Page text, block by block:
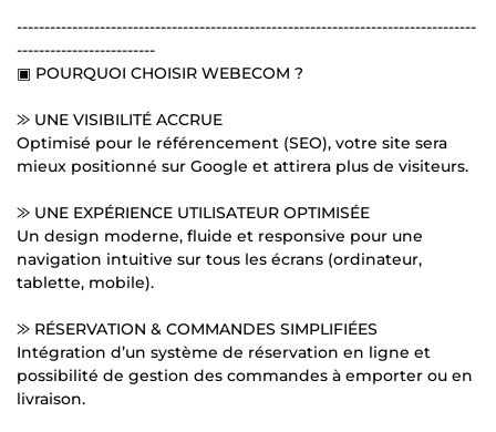
-----------------------------------------------------------------------------------
-------------------------
▣ POURQUOI CHOISIR WEBECOM ?
⨠ UNE VISIBILITÉ ACCRUE
Optimisé pour le référencement (SEO), votre site sera
mieux positionné sur Google et attirera plus de visiteurs.
⨠ UNE EXPÉRIENCE UTILISATEUR OPTIMISÉE
Un design moderne, fluide et responsive pour une
navigation intuitive sur tous les écrans (ordinateur,
tablette, mobile).
⨠ RÉSERVATION & COMMANDES SIMPLIFIÉES
Intégration d’un système de réservation en ligne et
possibilité de gestion des commandes à emporter ou en
livraison.